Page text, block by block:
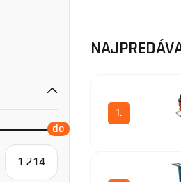
V našej ponuke
1.